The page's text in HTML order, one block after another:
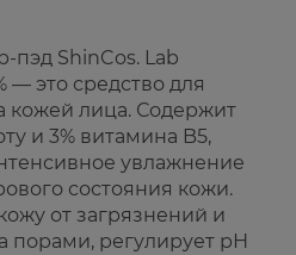
ShinCos. Lab
— это средство для
кожей лица. Содержит
и 3% витамина B5,
увлажнение
состояния кожи.
от загрязнений и
порами, регулирует рН